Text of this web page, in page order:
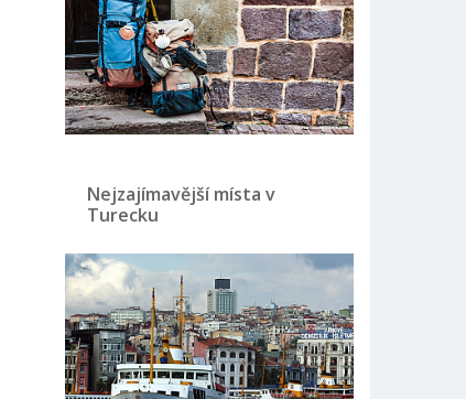
Nejzajímavější místa v
Turecku